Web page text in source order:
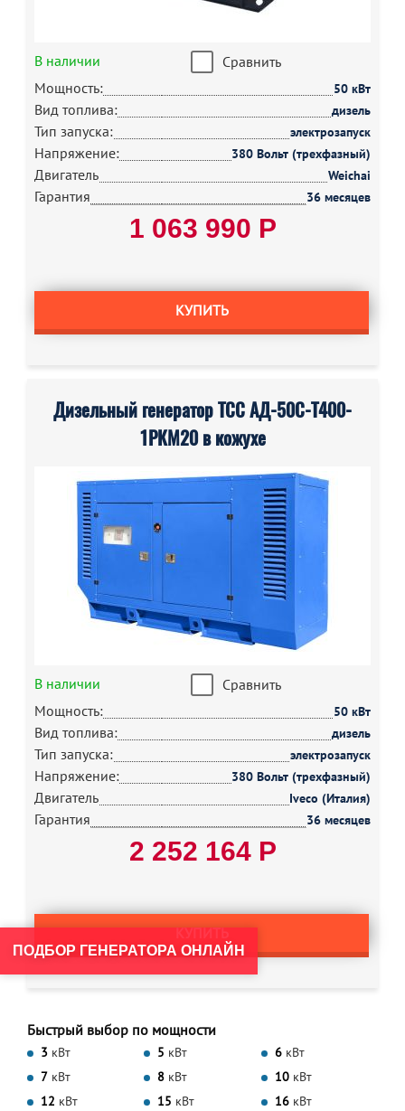
В наличии
Сравнить
Мощность:
50 кВт
Вид топлива: дизель
Тип запуска: электрозапуск
Напряжение: 380 Вольт (трехфазный)
Двигатель Weichai
Гарантия 36 месяцев
1 063 990 Р
КУПИТЬ
Дизельный генератор ТСС АД-50С-Т400-
1РКМ20 в кожухе
В наличии
Сравнить
Мощность:
50 кВт
Вид топлива: дизель
Тип запуска: электрозапуск
Напряжение: 380 Вольт (трехфазный)
Двигатель Iveco (Италия)
Гарантия 36 месяцев
2 252 164 Р
КУПИТЬ
Быстрый выбор по мощности
3 кВт 5 кВт 6 кВт
7 кВт 8 кВт 10 кВт
12 кВт 15 кВт 16 кВт
ПОДБОР ГЕНЕРАТОРА ОНЛАЙН